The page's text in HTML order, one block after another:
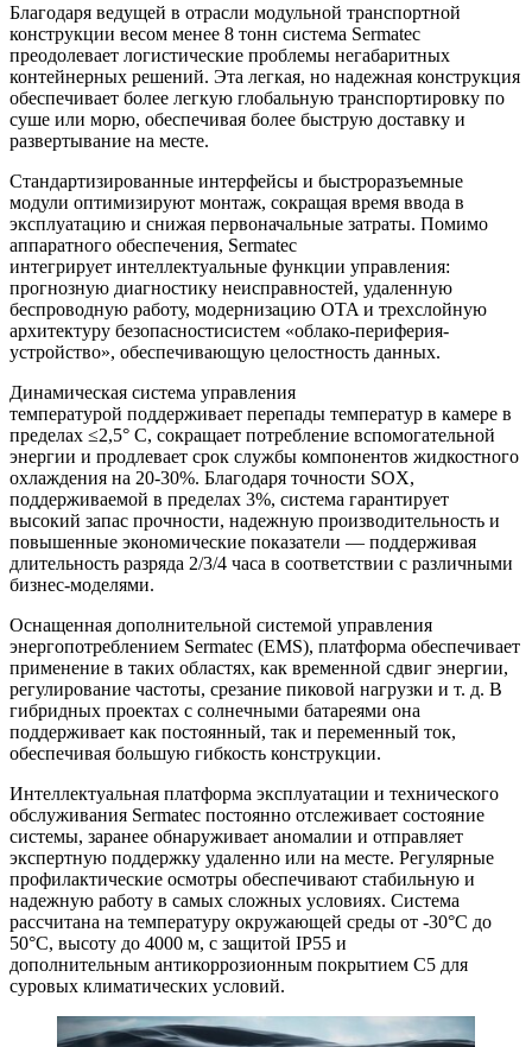
Благодаря ведущей в отрасли модульной транспортной
конструкции весом менее 8 тонн система Sermatec
преодолевает логистические проблемы негабаритных
контейнерных решений. Эта легкая, но надежная конструкция
обеспечивает более легкую глобальную транспортировку по
суше или морю, обеспечивая более быструю доставку и
развертывание на месте.
Стандартизированные интерфейсы и быстроразъемные
модули оптимизируют монтаж, сокращая время ввода в
эксплуатацию и снижая первоначальные затраты. Помимо
аппаратного обеспечения, Sermatec
интегрирует интеллектуальные функции управления:
прогнозную диагностику неисправностей, удаленную
беспроводную работу, модернизацию OTA и трехслойную
архитектуру безопасностисистем «облако-периферия-
устройство», обеспечивающую целостность данных.
Динамическая система управления
температурой поддерживает перепады температур в камере в
пределах ≤2,5° C, сокращает потребление вспомогательной
энергии и продлевает срок службы компонентов жидкостного
охлаждения на 20-30%. Благодаря точности SOX,
поддерживаемой в пределах 3%, система гарантирует
высокий запас прочности, надежную производительность и
повышенные экономические показатели — поддерживая
длительность разряда 2/3/4 часа в соответствии с различными
бизнес-моделями.
Оснащенная дополнительной системой управления
энергопотреблением Sermatec (EMS), платформа обеспечивает
применение в таких областях, как временной сдвиг энергии,
регулирование частоты, срезание пиковой нагрузки и т. д. В
гибридных проектах с солнечными батареями она
поддерживает как постоянный, так и переменный ток,
обеспечивая большую гибкость конструкции.
Интеллектуальная платформа эксплуатации и технического
обслуживания Sermatec постоянно отслеживает состояние
системы, заранее обнаруживает аномалии и отправляет
экспертную поддержку удаленно или на месте. Регулярные
профилактические осмотры обеспечивают стабильную и
надежную работу в самых сложных условиях. Система
рассчитана на температуру окружающей среды от -30°C до
50°C, высоту до 4000 м, с защитой IP55 и
дополнительным антикоррозионным покрытием C5 для
суровых климатических условий.